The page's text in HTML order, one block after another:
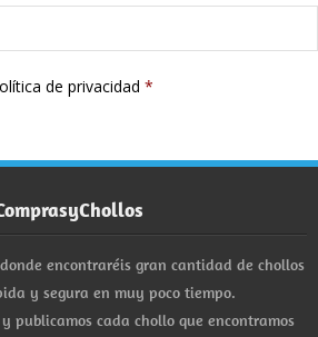
de privacidad *
encontraréis gran cantidad de chollos
y segura en muy poco tiempo.
publicamos cada chollo que encontramos